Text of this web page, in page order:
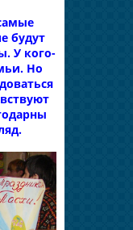
будут
У кого-
Но